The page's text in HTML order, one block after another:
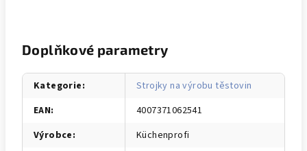
Doplňkové parametry
Kategorie:
Strojky na výrobu těstovin
EAN:
4007371062541
Výrobce:
Küchenprofi